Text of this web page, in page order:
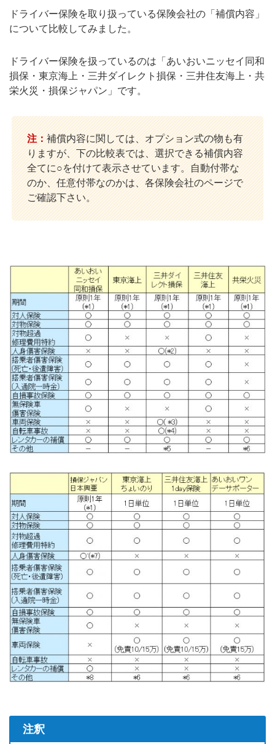
ドライバー保険を取り扱っている保険会社の「補償内容」
について比較してみました。
ドライバー保険を扱っているのは「あいおいニッセイ同和
損保・東京海上・三井ダイレクト損保・三井住友海上・共
栄火災・損保ジャパン」です。
注： 補償内容に関しては、オプション式の物も有
りますが、下の比較表では、選択できる補償内容
全てに○を付けて表示させています。自動付帯な
のか、任意付帯なのかは、各保険会社のページで
ご確認下さい。
注釈